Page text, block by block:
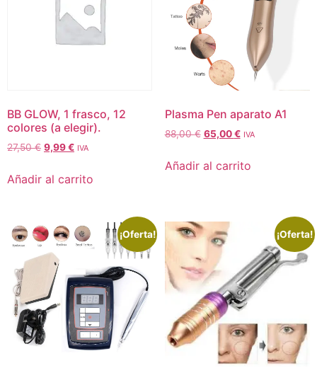
BB GLOW, 1 frasco, 12
colores (a elegir).
27,50€ 9,99€ IVA
Añadir al carrito
Plasma Pen aparato A1
88,00€ 65,00€ IVA
Añadir al carrito
¡Oferta! ¡Oferta!